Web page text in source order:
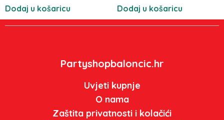
Dodaj u košaricu Dodaj u košaricu
Partyshopbaloncic.hr
Uvjeti kupnje
O nama
Zaštita privatnosti i kolačići